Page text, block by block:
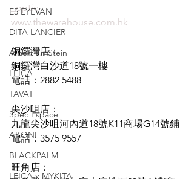
E5 EYEVAN
DITA LANCIER
Albert I'mStein
LEICA
TAVAT
Spec Espace
AKONI
BLACKPALM
LEICA x MYKITA
_optic
www.thewarehouse.com.hk
銅鑼灣店：
銅鑼灣白沙道18號一樓
電話：2882 5488
尖沙咀店：
九龍尖沙咀河內道18號K11商場G14號鋪
電話：3575 9557
旺角店：